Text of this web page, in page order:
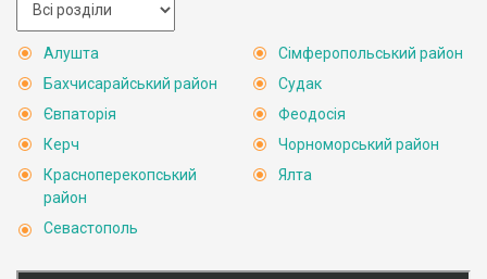
Алушта
Бахчисарайський район
Євпаторія
Керч
Красноперекопський
район
Севастополь
Сімферопольський район
Судак
Феодосія
Чорноморський район
Ялта